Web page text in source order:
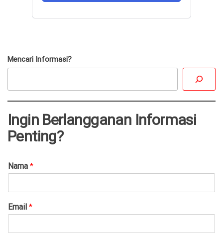
Mencari Informasi?
Ingin Berlangganan Informasi
Penting?
Nama *
Email *